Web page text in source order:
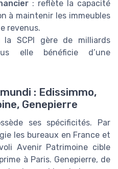
: reflète la capacité
à maintenir les immeubles
revenus.
SCPI gère de milliards
elle bénéficie d’une
: Edissimmo,
Genepierre
ses spécificités. Par
les bureaux en France et
Avenir Patrimoine cible
à Paris. Genepierre, de